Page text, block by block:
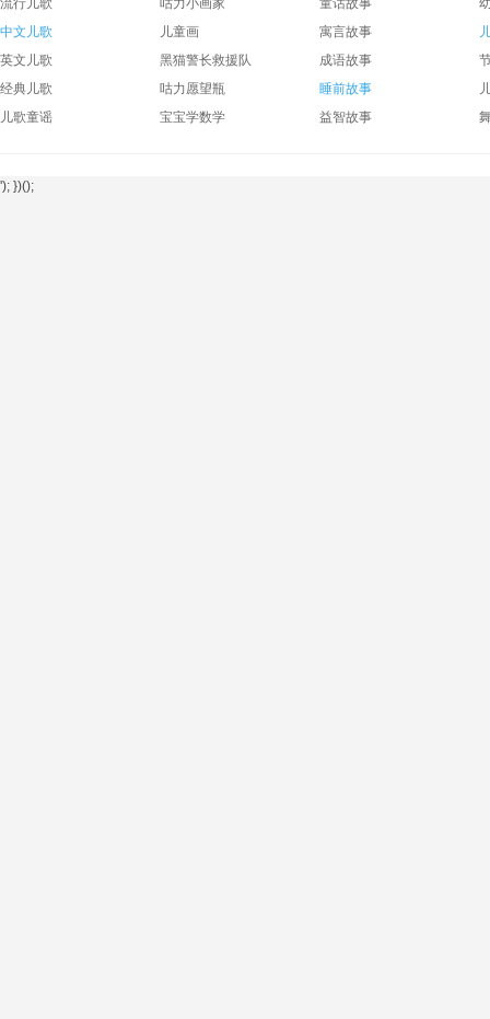
流行儿歌
中文儿歌
英文儿歌
经典儿歌
儿歌童谣
咕力小画家
儿童画
黑猫警长救援队
咕力愿望瓶
宝宝学数学
童话故事
寓言故事
成语故事
睡前故事
益智故事
'); })();